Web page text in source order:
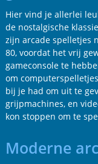
Hier vind je allerlei
de nostalgische
zijn arcade spelletjes
80, voordat het vrij
gameconsole te
om
bij je had om uit te
grijpmachines, en
kon stoppen om te
Moderne